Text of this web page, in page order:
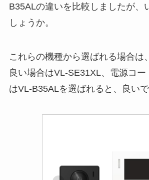
B35ALの違いを比較しましたが、
しょうか。
これらの機種から選ばれる場合は
良い場合はVL-SE31XL、電源コ
はVL-B35ALを選ばれると、良いで